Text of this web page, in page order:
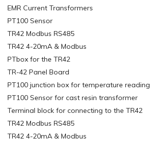
EMR Current Transformers
PT100 Sensor
TR42 Modbus RS485
TR42 4-20mA & Modbus
PTbox for the TR42
TR-42 Panel Board
PT100 junction box for temperature reading
PT100 Sensor for cast resin transformer
Terminal block for connecting to the TR42
TR42 Modbus RS485
TR42 4-20mA & Modbus